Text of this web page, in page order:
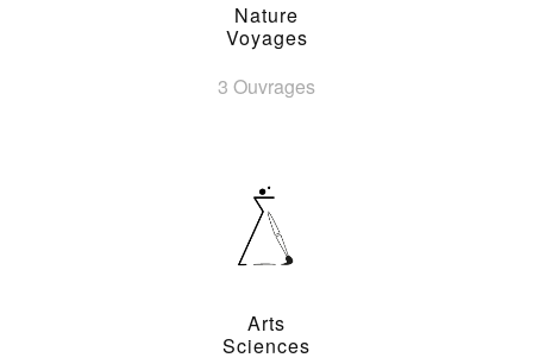
Nature
Voyages
3 Ouvrages
Arts
Sciences